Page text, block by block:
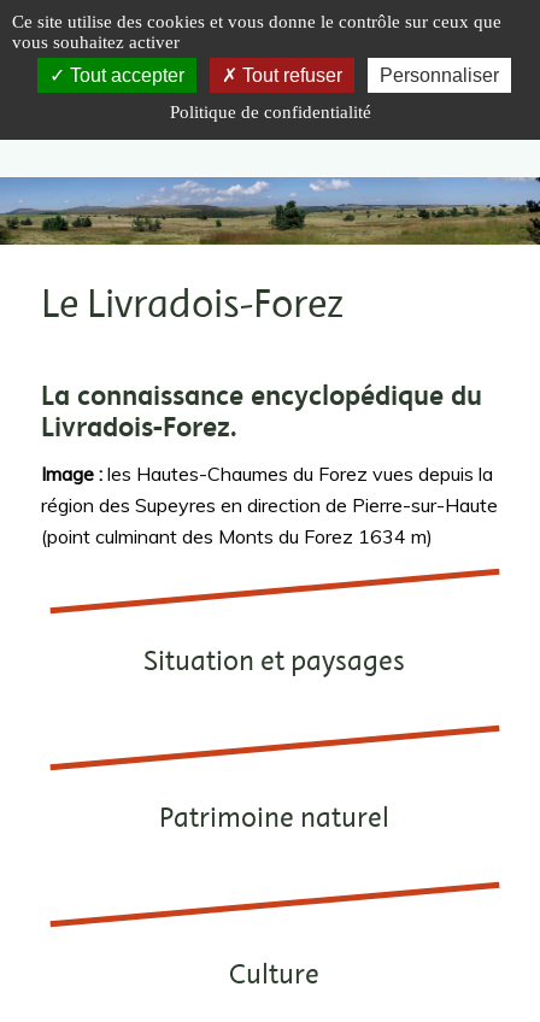
Accueil | Le Livradois-Forez
Le Livradois-Forez
La connaissance encyclopédique du
Livradois-Forez.
Image :les Hautes-Chaumes du Forez vues depuis la
région des Supeyres en direction de Pierre-sur-Haute
(point culminant des Monts du Forez 1634 m)
Situation et paysages
Patrimoine naturel
Culture
Panneau de gestion des cookies
Ce site utilise des cookies et vous donne le contrôle sur ceux que
vous souhaitez activer
Tout accepter Tout refuser Personnaliser
Politique de confidentialité